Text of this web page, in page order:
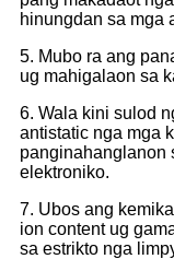
hinungdan sa mga
5. Mubo ra ang
ug mahigalaon sa
6. Wala kini sulod
antistatic nga mga
panginahanglanon
elektroniko.
7. Ubos ang
ion content ug
sa estrikto nga